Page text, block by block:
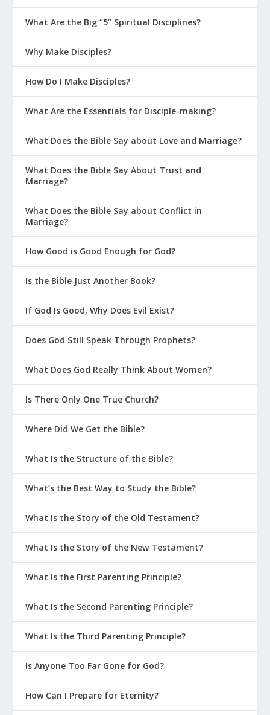
What Are the Big “5” Spiritual Disciplines?
Why Make Disciples?
How Do I Make Disciples?
What Are the Essentials for Disciple-making?
What Does the Bible Say about Love and Marriage?
What Does the Bible Say About Trust and
Marriage?
What Does the Bible Say about Conflict in
Marriage?
How Good is Good Enough for God?
Is the Bible Just Another Book?
If God Is Good, Why Does Evil Exist?
Does God Still Speak Through Prophets?
What Does God Really Think About Women?
Is There Only One True Church?
Where Did We Get the Bible?
What Is the Structure of the Bible?
What’s the Best Way to Study the Bible?
What Is the Story of the Old Testament?
What Is the Story of the New Testament?
What Is the First Parenting Principle?
What Is the Second Parenting Principle?
What Is the Third Parenting Principle?
Is Anyone Too Far Gone for God?
How Can I Prepare for Eternity?